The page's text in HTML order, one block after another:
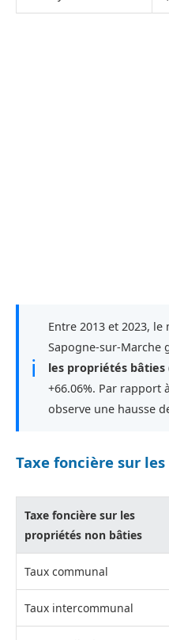
ℹ
Entre 2013 et 2023,
Sapogne-sur-Marche
les propriétés bâties
+66.06%. Par rapport
observe une hausse
Taxe foncière sur
Taxe foncière sur les
propriétés non bâties
Taux communal
Taux intercommunal